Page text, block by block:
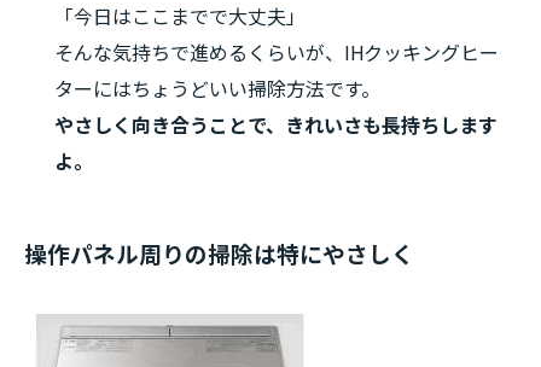
「今日はここまでで大丈夫」
そんな気持ちで進めるくらいが、IHクッキングヒー
ターにはちょうどいい掃除方法です。
やさしく向き合うことで、きれいさも長持ちします
よ。
操作パネル周りの掃除は特にやさしく